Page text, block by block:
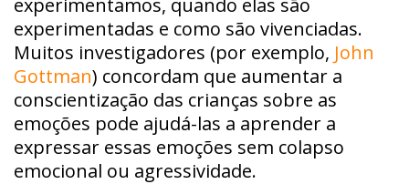
experimentamos, quando elas são
experimentadas e como são vivenciadas.
Muitos investigadores (por exemplo, John
Gottman) concordam que aumentar a
conscientização das crianças sobre as
emoções pode ajudá-las a aprender a
expressar essas emoções sem colapso
emocional ou agressividade.